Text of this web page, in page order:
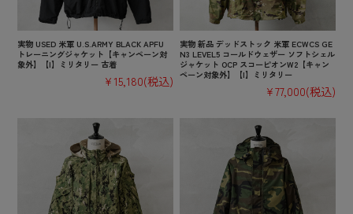
実物 USED 米軍 U.S.ARMY BLACK APFU
トレーニングジャケット【キャンペーン対
象外】【I】ミリタリー 古着
¥15,180(税込)
実物 新品 デッドストック 米軍 ECWCS GE
N3 LEVEL5 コールドウェザー ソフトシェル
ジャケット OCP スコーピオンW2【キャン
ペーン対象外】【I】ミリタリー
¥77,000(税込)